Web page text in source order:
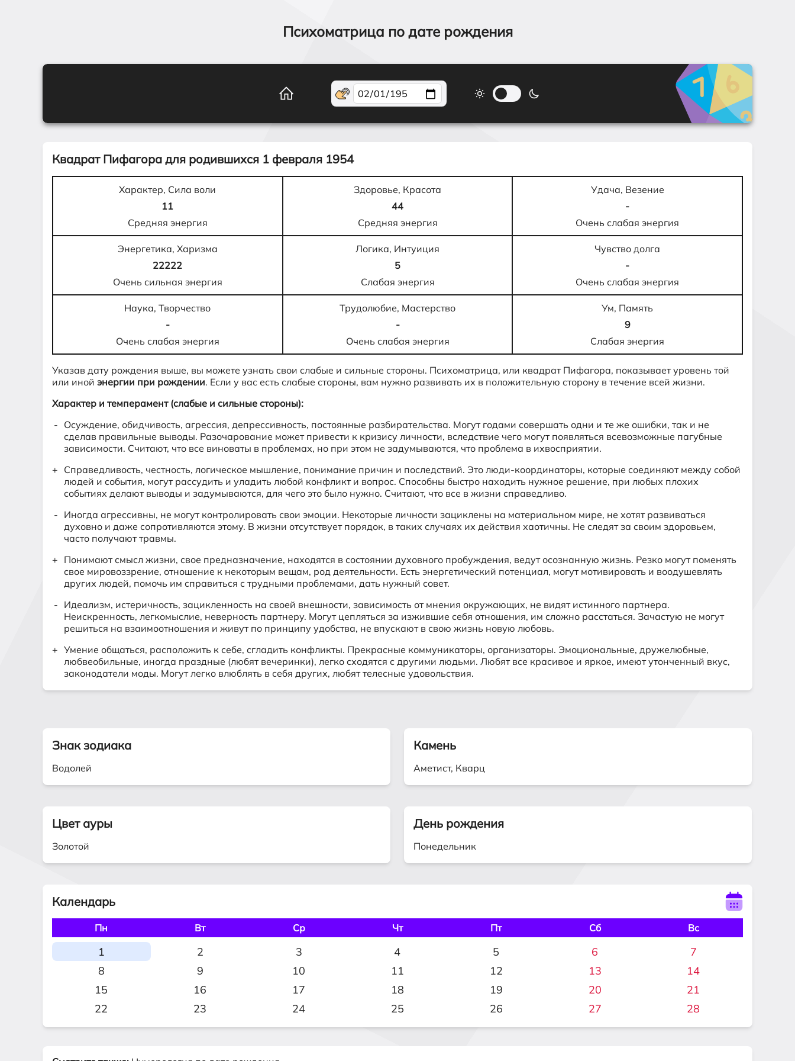
Психоматрица по дате рождения
Квадрат Пифагора для родившихся 1 февраля 1954
Характер, Сила воли
11
Средняя энергия
Здоровье, Красота
44
Средняя энергия
Удача, Везение
-
Очень слабая энергия
Энергетика, Харизма
22222
Очень сильная энергия
Логика, Интуиция
5
Слабая энергия
Чувство долга
-
Очень слабая энергия
Наука, Творчество
-
Очень слабая энергия
Трудолюбие, Мастерство
-
Очень слабая энергия
Ум, Память
9
Слабая энергия
Указав дату рождения выше, вы можете узнать свои слабые и сильные стороны. Психоматрица, или квадрат Пифагора, показывает уровень той
или иной энергии при рождении. Если у вас есть слабые стороны, вам нужно развивать их в положительную сторону в течение всей жизни.
Характер и темперамент (слабые и сильные стороны):
Осуждение, обидчивость, агрессия, депрессивность, постоянные разбирательства. Могут годами совершать одни и те же ошибки, так и не
сделав правильные выводы. Разочарование может привести к кризису личности, вследствие чего могут появляться всевозможные пагубные
зависимости. Считают, что все виноваты в проблемах, но при этом не задумываются, что проблема в ихвосприятии.
Справедливость, честность, логическое мышление, понимание причин и последствий. Это люди-координаторы, которые соединяют между собой
людей и события, могут рассудить и уладить любой конфликт и вопрос. Способны быстро находить нужное решение, при любых плохих
событиях делают выводы и задумываются, для чего это было нужно. Считают, что все в жизни справедливо.
Иногда агрессивны, не могут контролировать свои эмоции. Некоторые личности зациклены на материальном мире, не хотят развиваться
духовно и даже сопротивляются этому. В жизни отсутствует порядок, в таких случаях их действия хаотичны. Не следят за своим здоровьем,
часто получают травмы.
Понимают смысл жизни, свое предназначение, находятся в состоянии духовного пробуждения, ведут осознанную жизнь. Резко могут поменять
свое мировоззрение, отношение к некоторым вещам, род деятельности. Есть энергетический потенциал, могут мотивировать и воодушевлять
других людей, помочь им справиться с трудными проблемами, дать нужный совет.
Идеализм, истеричность, зацикленность на своей внешности, зависимость от мнения окружающих, не видят истинного партнера.
Неискренность, легкомыслие, неверность партнеру. Могут цепляться за изжившие себя отношения, им сложно расстаться. Зачастую не могут
решиться на взаимоотношения и живут по принципу удобства, не впускают в свою жизнь новую любовь.
Умение общаться, расположить к себе, сгладить конфликты. Прекрасные коммуникаторы, организаторы. Эмоциональные, дружелюбные,
любвеобильные, иногда праздные (любят вечеринки), легко сходятся с другими людьми. Любят все красивое и яркое, имеют утонченный вкус,
законодатели моды. Могут легко влюблять в себя других, любят телесные удовольствия.
Знак зодиака
Водолей
Камень
Аметист, Кварц
Цвет ауры
Золотой
День рождения
Понедельник
Календарь
Пн Вт Ср Чт Пт Сб Вс
1 2 3 4 5 6
7
8
9 10 11 12 13
14
15
16 17 18 19 20
21
22
23 24 25 26 27 28